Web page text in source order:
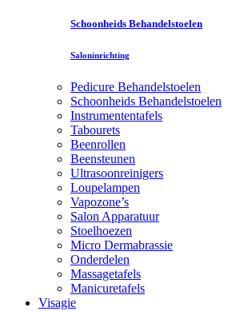
Schoonheids Behandelstoelen
Saloninrichting
Pedicure Behandelstoelen
Schoonheids Behandelstoelen
Instrumententafels
Tabourets
Beenrollen
Beensteunen
Ultrasoonreinigers
Loupelampen
Vapozone’s
Salon Apparatuur
Stoelhoezen
Micro Dermabrassie
Onderdelen
Massagetafels
Manicuretafels
Visagie